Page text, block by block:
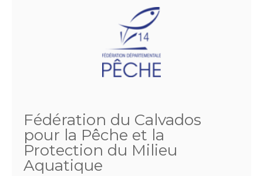
Fédération du Calvados
pour la Pêche et la
Protection du Milieu
Aquatique